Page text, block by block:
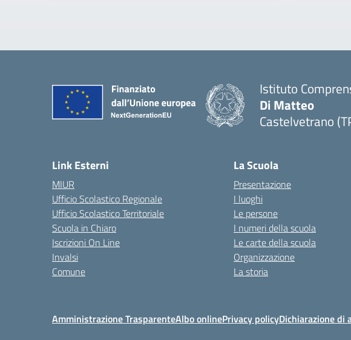
Istituto
Di Matteo
Castelvetrano
Link Esterni
MIUR
Ufficio Scolastico Regionale
Ufficio Scolastico Territoriale
Scuola in Chiaro
Iscrizioni On Line
Invalsi
Comune
La Scuola
Presentazione
I luoghi
Le persone
I numeri della scuola
Le carte della scuola
Organizzazione
La storia
Amministrazione TrasparenteAlbo onlinePrivacy policyDichiarazione di